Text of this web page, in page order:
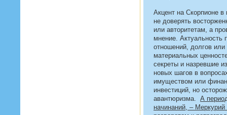
Акцент на Скорпионе
не доверять
или авторитетам, а
мнение. Актуальность
отношений, долгов
материальных
секреты и назревшие
новых шагов в
имуществом или
инвестиций, но
авантюризма. А
начинаний, – Меркурий